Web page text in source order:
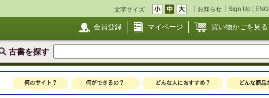
文字サイズ お知らせ Sign Up [ ENG
会員登録 マイページ 買い物かごを見る
古書を探す